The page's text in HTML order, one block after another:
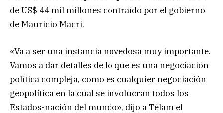
de US$ 44 mil millones contraído por el gobierno
de Mauricio Macri.
«Va a ser una instancia novedosa muy importante.
Vamos a dar detalles de lo que es una negociación
política compleja, como es cualquier negociación
geopolítica en la cual se involucran todos los
Estados-nación del mundo», dijo a Télam el